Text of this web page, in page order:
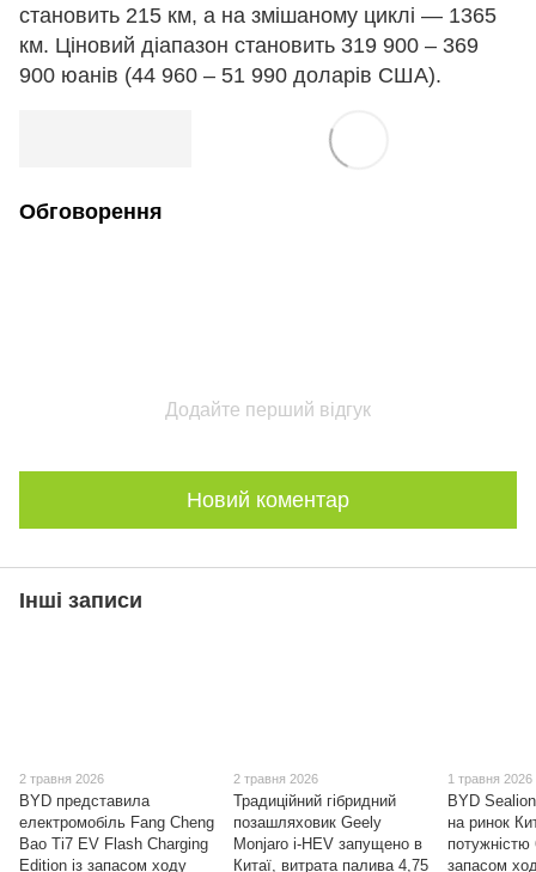
становить 215 км, а на змішаному циклі — 1365
км. Ціновий діапазон становить 319 900 – 369
900 юанів (44 960 – 51 990 доларів США).
Обговорення
Додайте перший відгук
Новий коментар
Інші записи
2 травня 2026
BYD представила
електромобіль Fang Cheng
Bao Ti7 EV Flash Charging
Edition із запасом ходу
2 травня 2026
Традиційний гібридний
позашляховик Geely
Monjaro i-HEV запущено в
Китаї, витрата палива 4,75
1 травня 2026
BYD
на ринок
запасом